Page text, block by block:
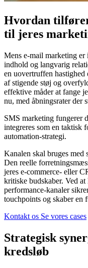
Hvordan
til jeres
Mens e-mail marketing
indhold og langvarig
en uovertruffen
af stigende støj og
effektive måder at fange
nu, med åbningsrater der
SMS marketing fungerer
integreres som en taktisk
automation-strategi.
Kanalen skal bruges med
Den reelle
jeres e-commerce- eller
kritiske budskaber. Ved
performance-kanaler
touchpoints og skaber en
Kontakt os Se vores cases
Strategisk
kredsløb